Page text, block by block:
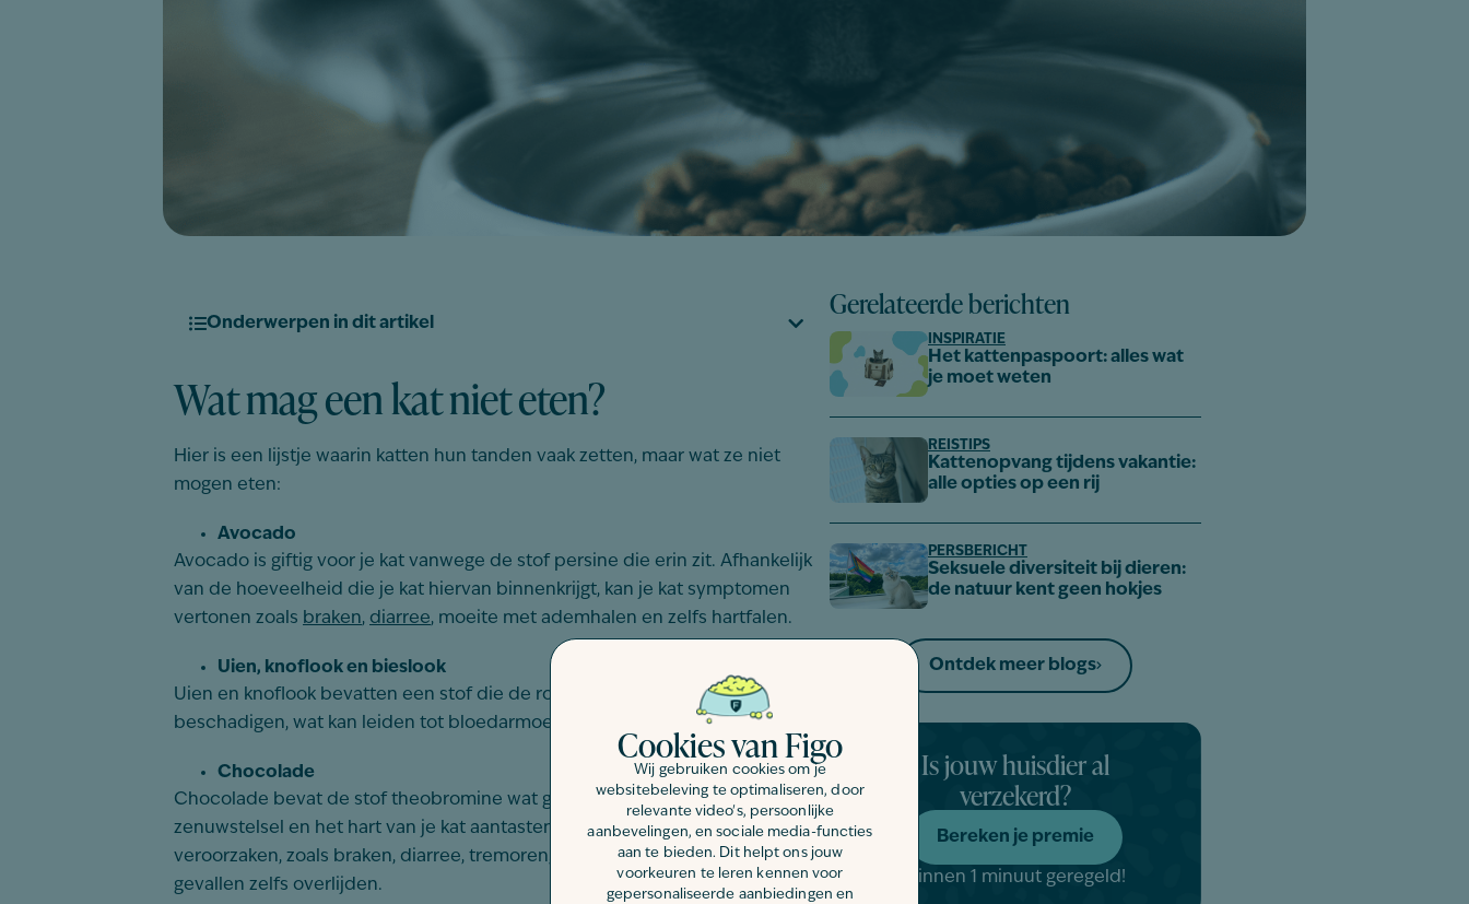
Cookies van Figo
Wij gebruiken cookies om je
websitebeleving te optimaliseren, door
relevante video's, persoonlijke
aanbevelingen, en sociale media-functies
aan te bieden. Dit helpt ons jouw
voorkeuren te leren kennen voor
gepersonaliseerde aanbiedingen en
Onderwerpen in dit artikel
Wat mag een kat niet eten?
Hier is een lijstje waarin katten hun tanden vaak zetten, maar wat ze niet
mogen eten:
Avocado
Avocado is giftig voor je kat vanwege de stof persine die erin zit. Afhankelijk
van de hoeveelheid die je kat hiervan binnenkrijgt, kan je kat symptomen
vertonen zoals braken, diarree, moeite met ademhalen en zelfs hartfalen.
Uien, knoflook en bieslook
Uien en knoflook bevatten een stof die de rode bloedcellen van je kat kan
beschadigen, wat kan leiden tot bloedarmoede.
Chocolade
Chocolade bevat de stof theobromine wat giftig voor je kat is. Het kan het
zenuwstelsel en het hart van je kat aantasten en kan ernstige symptomen
veroorzaken, zoals braken, diarree, tremoren, hartkloppingen en in extreme
gevallen zelfs overlijden.
Gerelateerde berichten
INSPIRATIE
Het kattenpaspoort: alles wat
je moet weten
REISTIPS
Kattenopvang tijdens vakantie:
alle opties op een rij
PERSBERICHT
Seksuele diversiteit bij dieren:
de natuur kent geen hokjes
Ontdek meer blogs
Is jouw huisdier al
verzekerd?
Bereken je premie
Binnen 1 minuut geregeld!